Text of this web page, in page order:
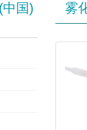
雾
国)